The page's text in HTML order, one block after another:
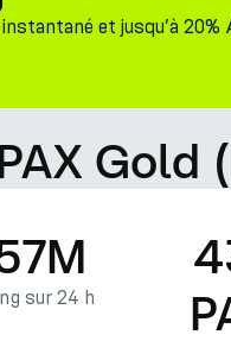
et jusqu’à 20%
Gold
sur 24 h